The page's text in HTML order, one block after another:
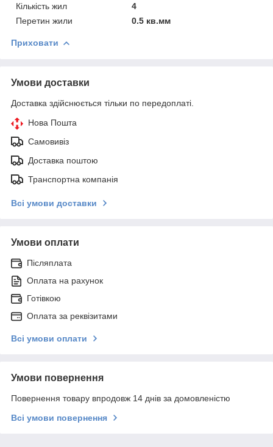
Кількість жил
4
Перетин жили
0.5 кв.мм
Приховати
Умови доставки
Доставка здійснюється тільки по передоплаті.
Нова Пошта
Самовивіз
Доставка поштою
Транспортна компанія
Всі умови доставки
Умови оплати
Післяплата
Оплата на рахунок
Готівкою
Оплата за реквізитами
Всі умови оплати
Умови повернення
Повернення товару впродовж 14 днів за домовленістю
Всі умови повернення